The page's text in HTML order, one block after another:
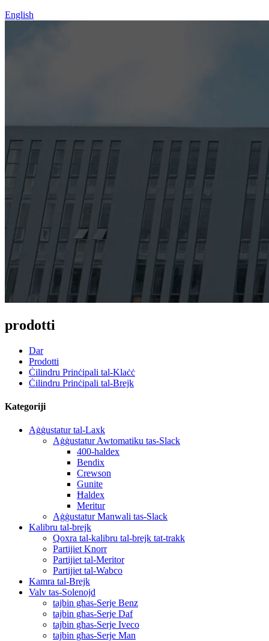
English
prodotti
Dar
Prodotti
Ċilindru Prinċipali tal-Klaċċ
Ċilindru Prinċipali tal-Brejk
Kategoriji
Aġġustatur tal-Laxk
Aġġustatur Awtomatiku tas-Slack
400-haldex
Bendix
Crewson
Gunite
Ħaldex
Meritur
Aġġustatur Manwali tas-Slack
Kalibru tal-brejk
Qoxra tal-kalibru tal-brejk tat-trakk
Partijiet Knorr
Partijiet tal-Meritor
Partijiet tal-Wabco
Kamra tal-Brejk
Valv tas-Solenojd
tajbin għas-Serje Benz
tajbin għas-Serje Daf
tajbin għas-Serje Iveco
tajbin għas-Serje Man